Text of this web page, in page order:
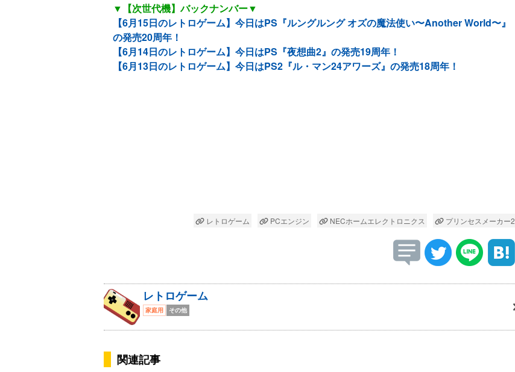
▼【次世代機】バックナンバー▼
【6月15日のレトロゲーム】今日はPS『ルングルング オズの魔法使い〜Another World〜』
の発売20周年！
【6月14日のレトロゲーム】今日はPS『夜想曲2』の発売19周年！
【6月13日のレトロゲーム】今日はPS2『ル・マン24アワーズ』の発売18周年！
レトロゲーム PCエンジン NECホームエレクトロニクス プリンセスメーカー2
レトロゲーム
家庭用 その他
関連記事